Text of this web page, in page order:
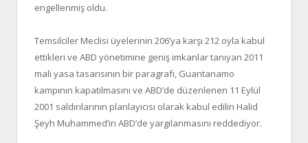
engellenmiş oldu.
Temsilciler Meclisi üyelerinin 206’ya karşı 212 oyla kabul
ettikleri ve ABD yönetimine geniş imkanlar tanıyan 2011
mali yasa tasarısının bir paragrafı, Guantanamo
kampının kapatılmasını ve ABD’de düzenlenen 11 Eylül
2001 saldırılarının planlayıcısı olarak kabul edilin Halid
Şeyh Muhammed’in ABD’de yargılanmasını reddediyor.